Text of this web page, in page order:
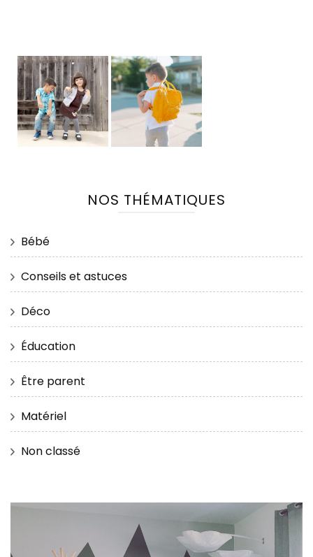
NOS THÉMATIQUES
Bébé
Conseils et astuces
Déco
Éducation
Être parent
Matériel
Non classé